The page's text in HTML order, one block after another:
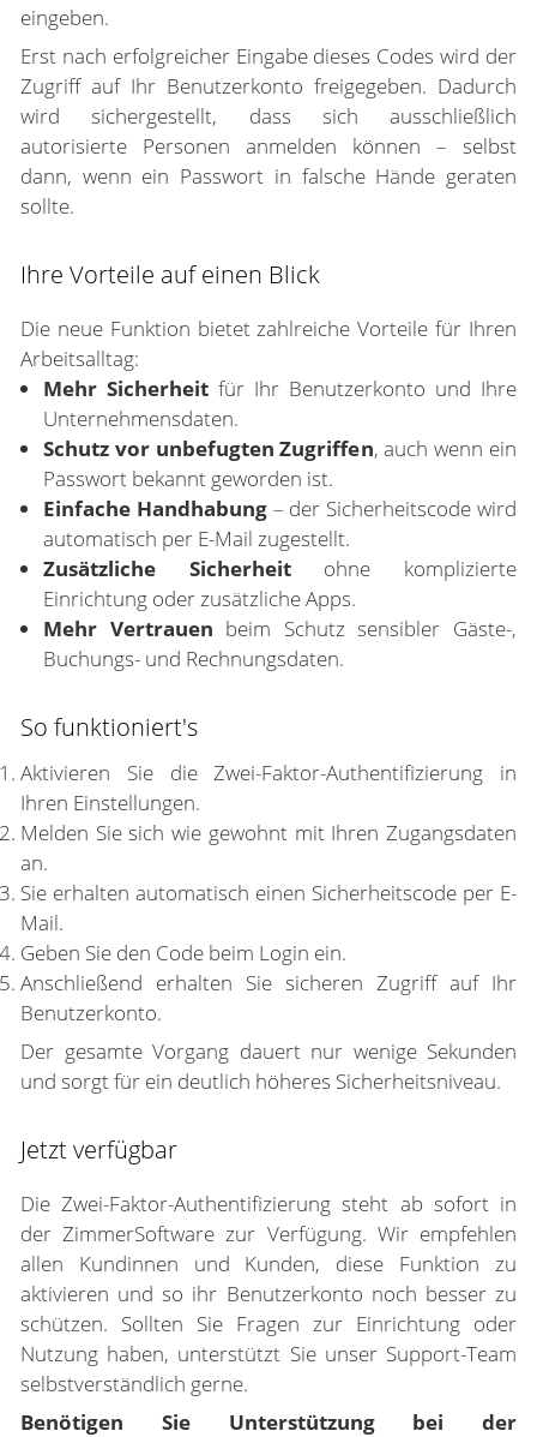
eingeben.
Erst nach erfolgreicher Eingabe dieses Codes wird der
Zugriff auf Ihr Benutzerkonto freigegeben. Dadurch
wird sichergestellt, dass sich ausschließlich
autorisierte Personen anmelden können – selbst
dann, wenn ein Passwort in falsche Hände geraten
sollte.
Ihre Vorteile auf einen Blick
Die neue Funktion bietet zahlreiche Vorteile für Ihren
Arbeitsalltag:
Mehr Sicherheit für Ihr Benutzerkonto und Ihre
Unternehmensdaten.
Schutz vor unbefugten Zugriffen, auch wenn ein
Passwort bekannt geworden ist.
Einfache Handhabung– der Sicherheitscode wird
automatisch per E-Mail zugestellt.
Zusätzliche Sicherheitohne komplizierte
Einrichtung oder zusätzliche Apps.
Mehr Vertrauen beim Schutz sensibler Gäste-,
Buchungs- und Rechnungsdaten.
So funktioniert's
Aktivieren Sie die Zwei-Faktor-Authentifizierung in
Ihren Einstellungen.
Melden Sie sich wie gewohnt mit Ihren Zugangsdaten
an.
Sie erhalten automatisch einen Sicherheitscode per E-
Mail.
Geben Sie den Code beim Login ein.
Anschließend erhalten Sie sicheren Zugriff auf Ihr
Benutzerkonto.
Der gesamte Vorgang dauert nur wenige Sekunden
und sorgt für ein deutlich höheres Sicherheitsniveau.
Jetzt verfügbar
Die Zwei-Faktor-Authentifizierung steht ab sofort in
der ZimmerSoftware zur Verfügung. Wir empfehlen
allen Kundinnen und Kunden, diese Funktion zu
aktivieren und so ihr Benutzerkonto noch besser zu
schützen. Sollten Sie Fragen zur Einrichtung oder
Nutzung haben, unterstützt Sie unser Support-Team
selbstverständlich gerne.
Benötigen Sie Unterstützung bei der